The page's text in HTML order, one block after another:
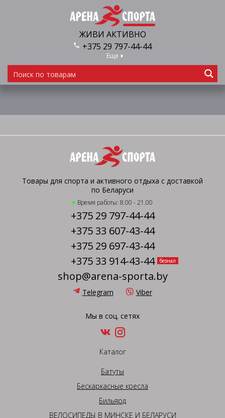
ЖИВИ АКТИВНО
+375 29 797-44-44
Еще
Товары для спорта и активного отдыха с доставкой
по Беларуси
Время работы: 8.00 - 21.00
+375 29 797-44-44
+375 33 607-43-44
+375 29 697-43-44
+375 33 914-43-44
безнал
shop@arena-sporta.by
Telegram Viber
Мы в соц. сетях
Каталог
Батуты
Бескаркасные кресла
Бильярд
ВЕЛОСИПЕДЫ В МИНСКЕ И БЕЛАРУСИ